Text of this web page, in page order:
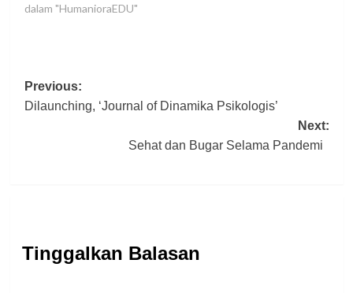
dalam "HumanioraEDU"
Post
navigation
Previous:
Dilaunching, ‘Journal of Dinamika Psikologis’
Next:
Sehat dan Bugar Selama Pandemi
Tinggalkan Balasan